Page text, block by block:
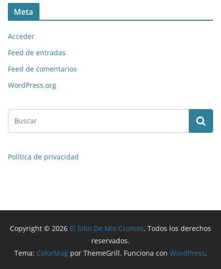
Meta
Acceder
Feed de entradas
Feed de comentarios
WordPress.org
Política de privacidad
Copyright © 2026 El Sitio De Mis Cromos. Todos los derechos
reservados.
Tema: ColorMagpor ThemeGrill. Funciona con WordPress.